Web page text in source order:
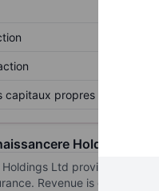
capitaux propres
Holdings
Holdings Ltd provides
Revenue is derived